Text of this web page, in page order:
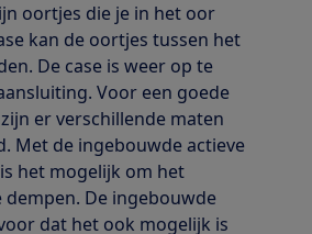
oortjes die je in het oor
kan de oortjes tussen het
De case is weer op te
Voor een goede
er verschillende maten
Met de ingebouwde actieve
het mogelijk om het
De ingebouwde
dat het ook mogelijk is